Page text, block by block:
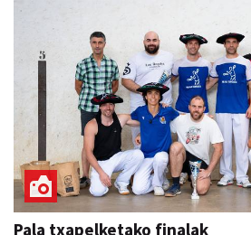
Pala txapelketako finalak